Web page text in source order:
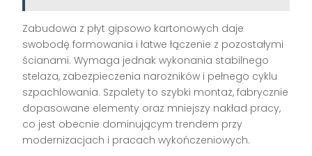
Zabudowa z płyt gipsowo kartonowych daje
swobodę formowania i łatwe łączenie z pozostałymi
ścianami. Wymaga jednak wykonania stabilnego
stelaża, zabezpieczenia narożników i pełnego cyklu
szpachlowania. Szpalety to szybki montaż, fabrycznie
dopasowane elementy oraz mniejszy nakład pracy,
co jest obecnie dominującym trendem przy
modernizacjach i pracach wykończeniowych.